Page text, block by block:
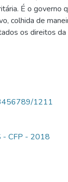
É o governo
colhida de
os direitos da
1211
- CFP - 2018